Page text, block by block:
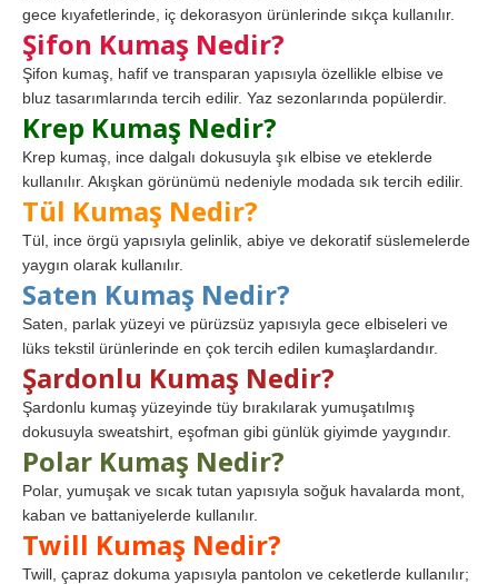
gece kıyafetlerinde, iç dekorasyon ürünlerinde sıkça kullanılır.
Şifon Kumaş Nedir?
Şifon kumaş, hafif ve transparan yapısıyla özellikle elbise ve
bluz tasarımlarında tercih edilir. Yaz sezonlarında popülerdir.
Krep Kumaş Nedir?
Krep kumaş, ince dalgalı dokusuyla şık elbise ve eteklerde
kullanılır. Akışkan görünümü nedeniyle modada sık tercih edilir.
Tül Kumaş Nedir?
Tül, ince örgü yapısıyla gelinlik, abiye ve dekoratif süslemelerde
yaygın olarak kullanılır.
Saten Kumaş Nedir?
Saten, parlak yüzeyi ve pürüzsüz yapısıyla gece elbiseleri ve
lüks tekstil ürünlerinde en çok tercih edilen kumaşlardandır.
Şardonlu Kumaş Nedir?
Şardonlu kumaş yüzeyinde tüy bırakılarak yumuşatılmış
dokusuyla sweatshirt, eşofman gibi günlük giyimde yaygındır.
Polar Kumaş Nedir?
Polar, yumuşak ve sıcak tutan yapısıyla soğuk havalarda mont,
kaban ve battaniyelerde kullanılır.
Twill Kumaş Nedir?
Twill, çapraz dokuma yapısıyla pantolon ve ceketlerde kullanılır;